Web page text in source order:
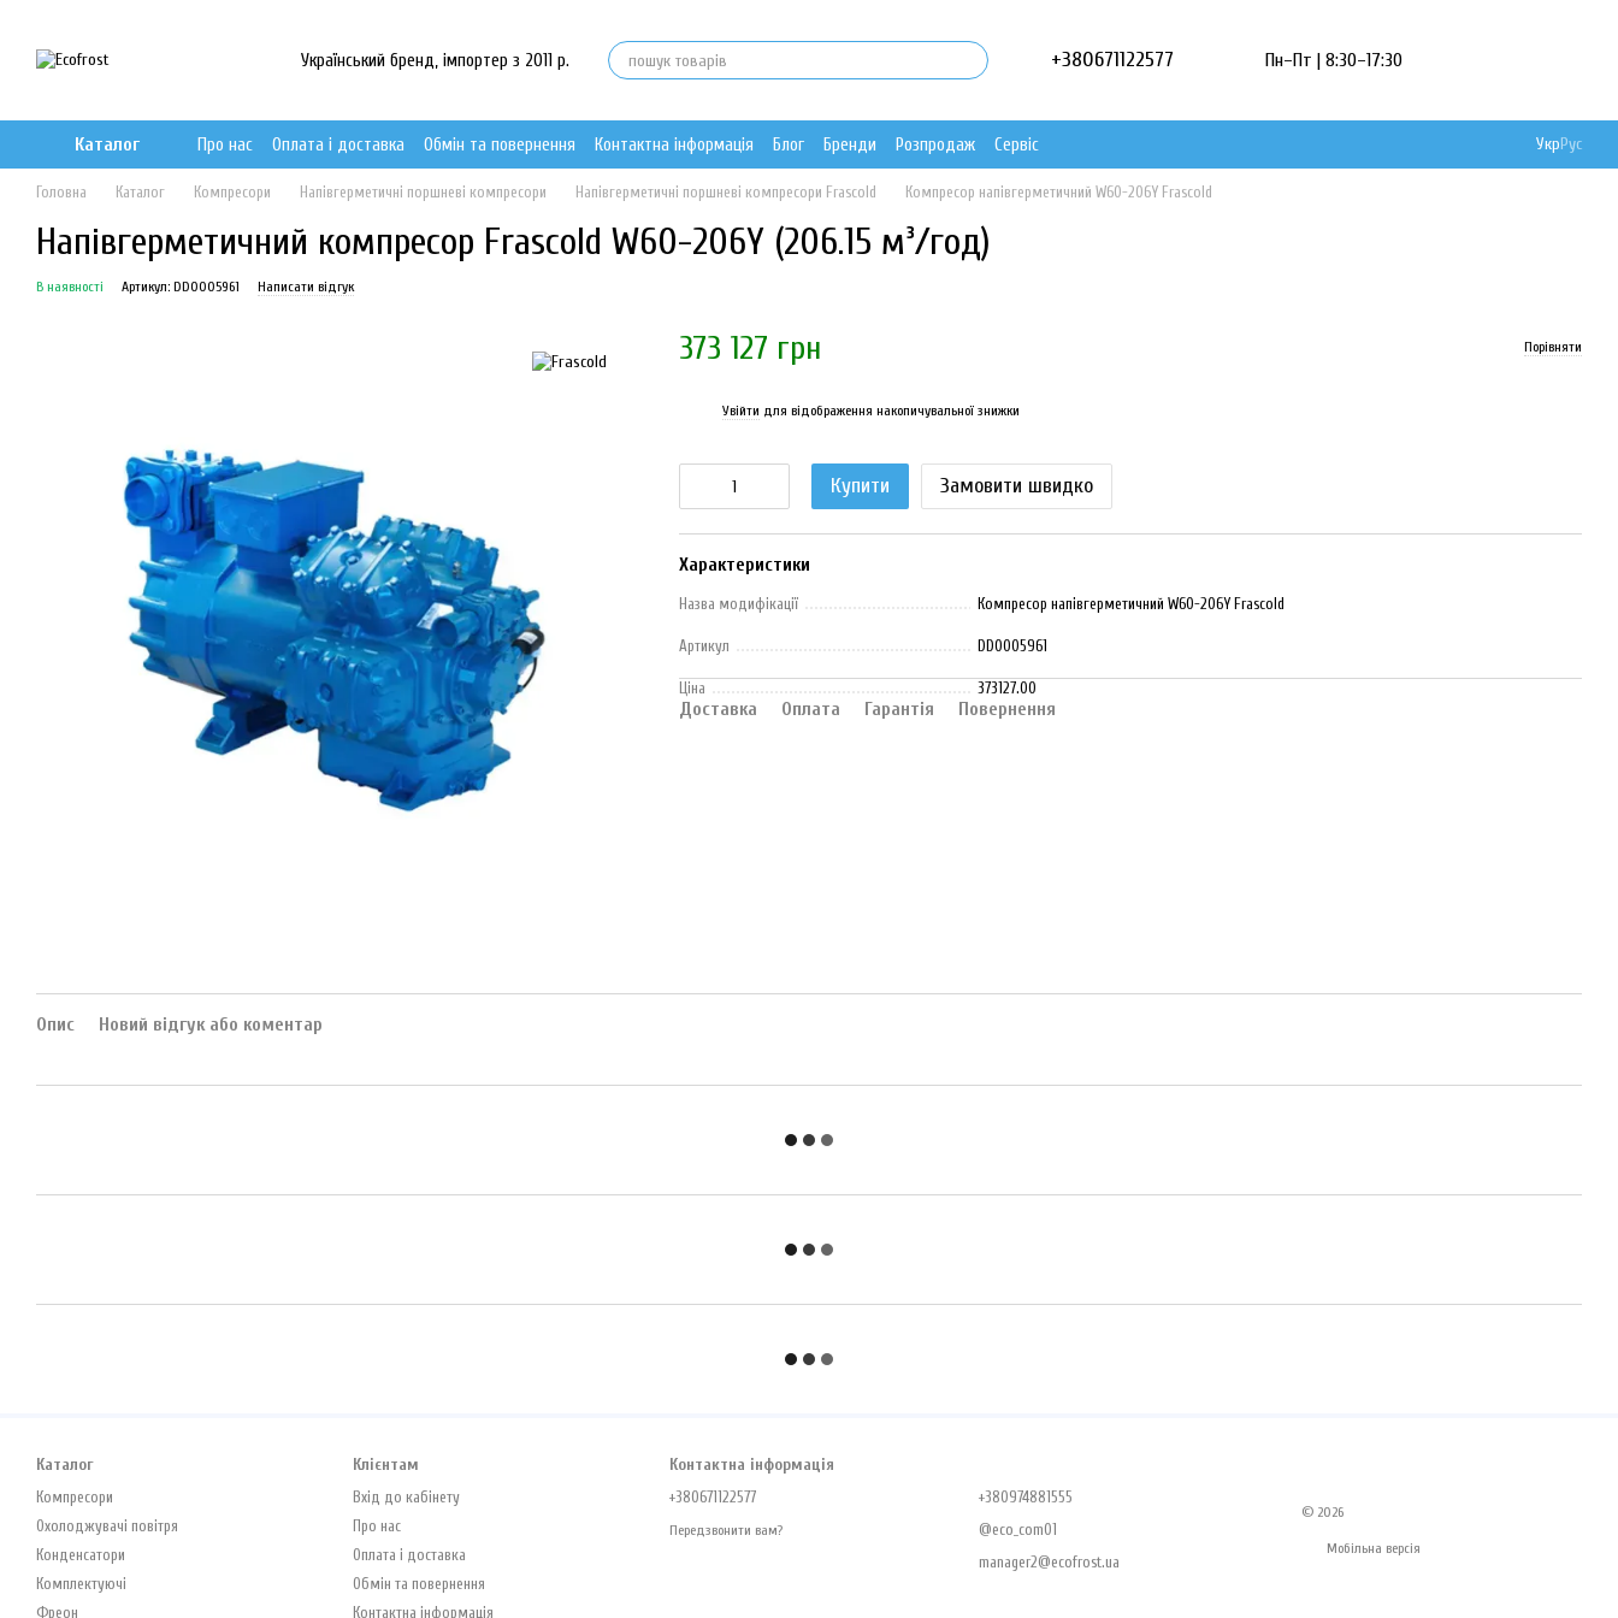
Український бренд, імпортер з 2011 р. +380671122577 Пн–Пт | 8:30–17:30
Каталог Про нас Оплата і доставка Обмін та повернення Контактна інформація Блог Бренди Розпродаж Сервіс УкрРус
Головна Каталог Компресори Напівгерметичні поршневі компресори Напівгерметичні поршневі компресори Frascold Компресор напівгерметичний W60-206Y Frascold
Напівгерметичний компресор Frascold W60-206Y (206.15 м³/год)
В наявності Артикул: DD0005961 Написати відгук
373 127 грн Порівняти
Увійти для відображення накопичувальної знижки
Купити Замовити швидко
Характеристики
Назва модифікації Компресор напівгерметичний W60-206Y Frascold
Артикул DD0005961
Ціна 373127.00
Доставка Оплата Гарантія Повернення
Опис Новий відгук або коментар
Каталог
Компресори
Охолоджувачі повітря
Конденсатори
Комплектуючі
Фреон
Клієнтам
Вхід до кабінету
Про нас
Оплата і доставка
Обмін та повернення
Контактна інформація
Контактна інформація
+380671122577
Передзвонити вам?
+380974881555
@eco_com01
manager2@ecofrost.ua
© 2026
Мобільна версія